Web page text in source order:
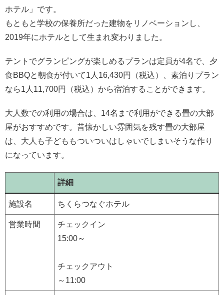
ホテル」です。
もともと学校の保養所だった建物をリノベーションし、
2019年にホテルとして生まれ変わりました。
テントでグランピングが楽しめるプランは定員が4名で、夕
食BBQと朝食が付いて1人16,430円（税込）、素泊りプラン
なら1人11,700円（税込）から宿泊することができます。
大人数での利用の場合は、14名まで利用ができる畳の大部
屋がおすすめです。昔懐かしい雰囲気を残す畳の大部屋
は、大人も子どももついついはしゃいでしまいそうな作り
になっています。
詳細
施設名 ちくらつなぐホテル
営業時間
チェックイン
15:00～
チェックアウト
～11:00